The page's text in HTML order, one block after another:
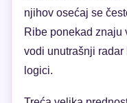
njihov osećaj se
Ribe ponekad znaju
vodi unutrašnji
logici.